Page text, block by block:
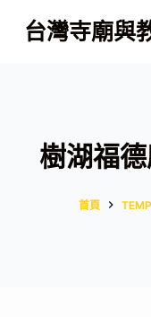
跳
至
台灣寺廟與
樹湖福
首頁